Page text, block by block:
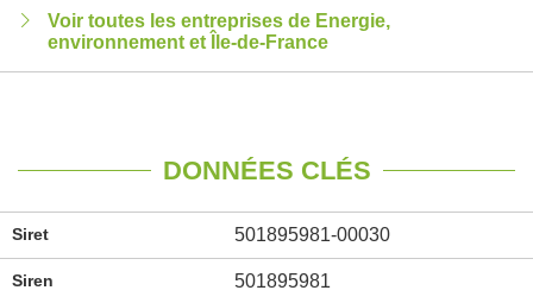
Voir toutes les entreprises de Energie,
environnement et Île-de-France
DONNÉES CLÉS
Siret 501895981-00030
Siren 501895981